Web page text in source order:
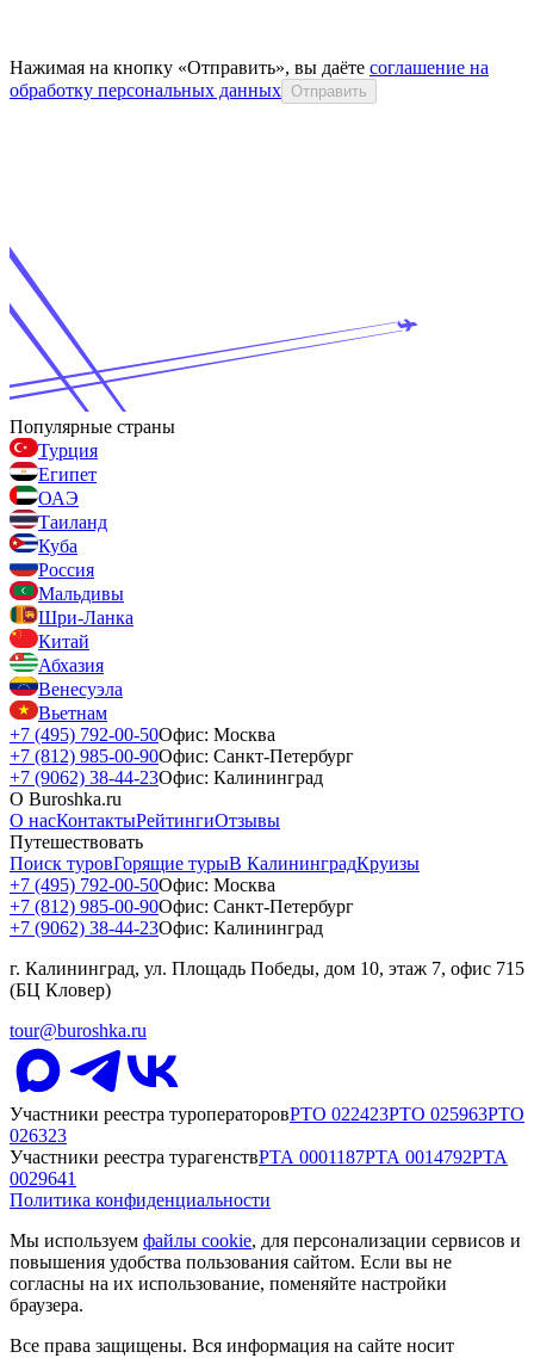
Нажимая на кнопку «Отправить», вы даёте соглашение на
обработку персональных данных Отправить
Популярные страны
Турция
Египет
ОАЭ
Таиланд
Куба
Россия
Мальдивы
Шри-Ланка
Китай
Абхазия
Венесуэла
Вьетнам
+7 (495) 792-00-50Офис: Москва
+7 (812) 985-00-90Офис: Санкт-Петербург
+7 (9062) 38-44-23Офис: Калининград
О Buroshka.ru
О насКонтактыРейтингиОтзывы
Путешествовать
Поиск туровГорящие турыВ КалининградКруизы
+7 (495) 792-00-50Офис: Москва
+7 (812) 985-00-90Офис: Санкт-Петербург
+7 (9062) 38-44-23Офис: Калининград
г. Калининград, ул. Площадь Победы, дом 10, этаж 7, офис 715
(БЦ Кловер)
tour@buroshka.ru
Участники реестра туроператоровРТО 022423РТО 025963РТО
026323
Участники реестра турагенствРТА 0001187РТА 0014792РТА
0029641
Политика конфиденциальности
Мы используем файлы cookie, для персонализации сервисов и
повышения удобства пользования сайтом. Если вы не
согласны на их использование, поменяйте настройки
браузера.
Все права защищены. Вся информация на сайте носит